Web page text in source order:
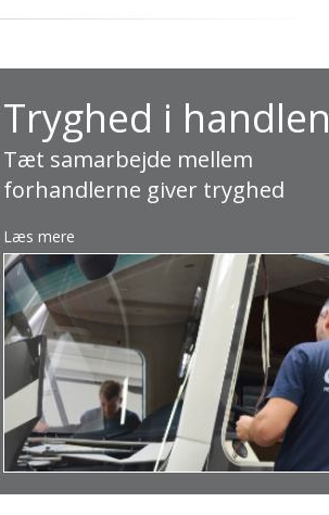
Tryghed i handlen
Tæt samarbejde mellem
forhandlerne giver tryghed
Læs mere